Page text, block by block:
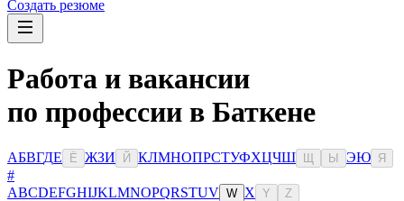
Создать резюме
Работа и вакансии
по профессии в Баткене
АБВГДЕ Ё ЖЗИ Й КЛМНОПРСТУФХЦЧШ Ы ЭЮ Я
#
ABCDEFGHIJKLMNOPQRSTUV W X Y Z